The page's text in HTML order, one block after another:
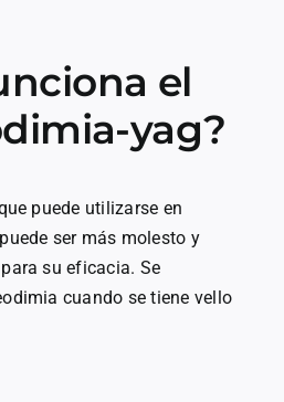
el
yag?
puede utilizarse en
ser más molesto y
su eficacia. Se
cuando se tiene vello